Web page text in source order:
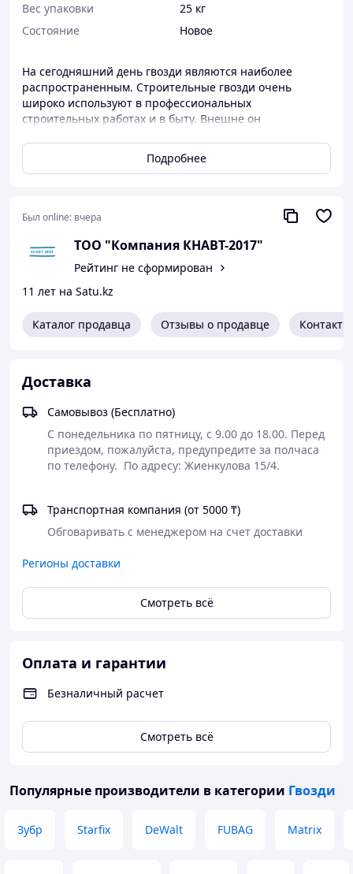
Вес упаковки
25 кг
Состояние
Новое
На сегодняшний день гвозди являются наиболее
распространенным. Строительные гвозди очень
широко используют в профессиональных
строительных работах и в быту. Внешне он
с плоской и круглой шляпкой. Под ней сделаны
специальные насечки для более надежного скрепления
Подробнее
Был online: вчера
ТОО "Компания КНАВТ-2017"
Рейтинг не сформирован
11 лет на Satu.kz
Каталог продавца Отзывы о продавце Контакты
Доставка
Самовывоз (Бесплатно)
С понедельника по пятницу, с 9.00 до 18.00. Перед
приездом, пожалуйста, предупредите за полчаса
Транспортная компания (от 5000 ₸)
Обговаривать с менеджером на счет доставки
Регионы доставки
Смотреть всё
Оплата и гарантии
Безналичный расчет
Смотреть всё
Популярные производители в категории Гвозди
Зубр Starfix DeWalt FUBAG Matrix